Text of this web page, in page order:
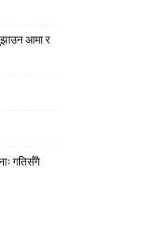
आमा र
गतिसँगै